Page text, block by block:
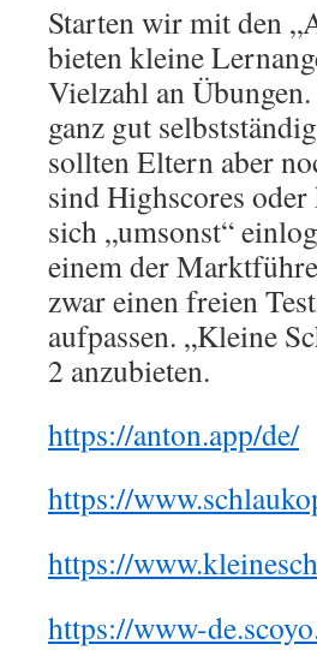
Starten wir mit den
bieten kleine
Vielzahl an
ganz gut
sollten Eltern aber
sind Highscores
sich „umsonst“
einem der
zwar einen freien
aufpassen. „Kleine
2 anzubieten.
https://anton.app/de/
https://
https://
https://www-